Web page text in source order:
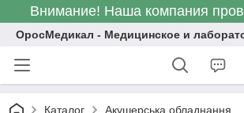
Внимание! Наша компания
ОросМедикал - Медицинское и
Каталог Акушерська обладнання